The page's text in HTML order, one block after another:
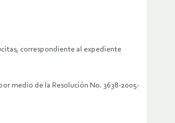
correspondiente al expediente
medio de la Resolución No. 3638-2005-